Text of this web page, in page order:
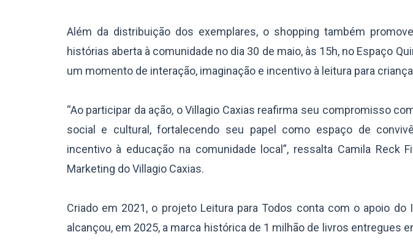
Além da distribuição dos exemplares, o shopping também
histórias aberta à comunidade no dia 30 de maio, às 15h, no Espaço
um momento de interação, imaginação e incentivo à leitura para
“Ao participar da ação, o Villagio Caxias reafirma seu compromisso
social e cultural, fortalecendo seu papel como espaço de
incentivo à educação na comunidade local”, ressalta Camila Reck
Marketing do Villagio Caxias.
Criado em 2021, o projeto Leitura para Todos conta com o apoio do
alcançou, em 2025, a marca histórica de 1 milhão de livros entregues